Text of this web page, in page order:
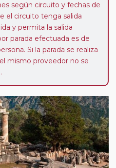
según circuito y fechas de
el circuito tenga salida
y permita la salida
parada efectuada es de
Si la parada se realiza
mismo proveedor no se